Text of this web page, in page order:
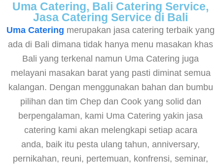
Uma Catering, Bali Catering Service,
Jasa Catering Service di Bali
Uma Catering merupakan jasa catering terbaik yang
ada di Bali dimana tidak hanya menu masakan khas
Bali yang terkenal namun Uma Catering juga
melayani masakan barat yang pasti diminat semua
kalangan. Dengan menggunakan bahan dan bumbu
pilihan dan tim Chep dan Cook yang solid dan
berpengalaman, kami Uma Catering yakin jasa
catering kami akan melengkapi setiap acara
anda, baik itu pesta ulang tahun, anniversary,
pernikahan, reuni, pertemuan, konfrensi, seminar,